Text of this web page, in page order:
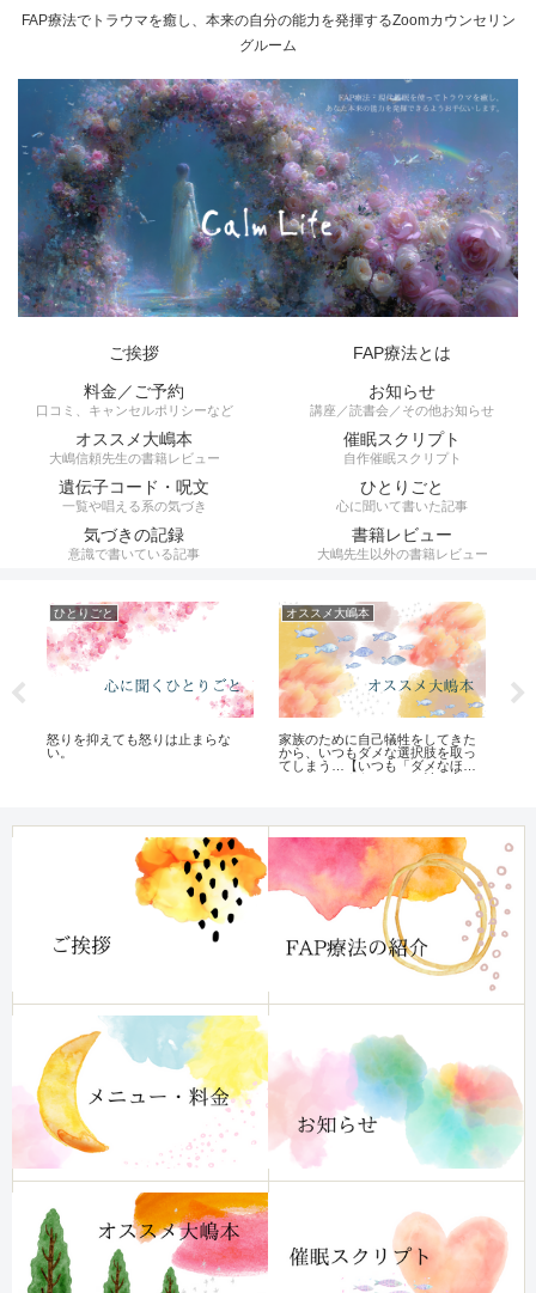
FAP療法でトラウマを癒し、本来の自分の能力を発揮するZoomカウンセリン
グルーム
ご挨拶
FAP療法とは
料金／ご予約
口コミ、キャンセルポリシーなど
お知らせ
講座／読書会／その他お知らせ
オススメ大嶋本
大嶋信頼先生の書籍レビュー
催眠スクリプト
自作催眠スクリプト
遺伝子コード・呪文
一覧や唱える系の気づき
ひとりごと
心に聞いて書いた記事
気づきの記録
意識で書いている記事
書籍レビュー
大嶋先生以外の書籍レビュー
ひとりごと
怒りを抑えても怒りは止まらな
い。
オススメ大嶋本
家族のために自己犠牲をしてきた
から、いつもダメな選択肢を取っ
てしまう…【いつも「ダメなほう